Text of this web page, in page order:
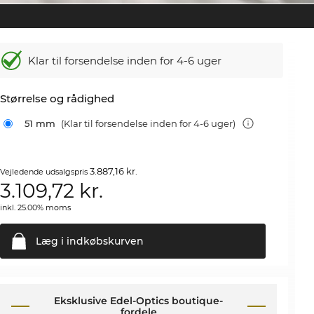
Klar til forsendelse inden for 4-6 uger
Størrelse og rådighed
51 mm (Klar til forsendelse inden for 4-6 uger)
Vejledende udsalgspris3.887,16 kr.
3.109,72 kr.
inkl. 25.00% moms
Læg i indkøbskurven
Eksklusive Edel-Optics boutique-